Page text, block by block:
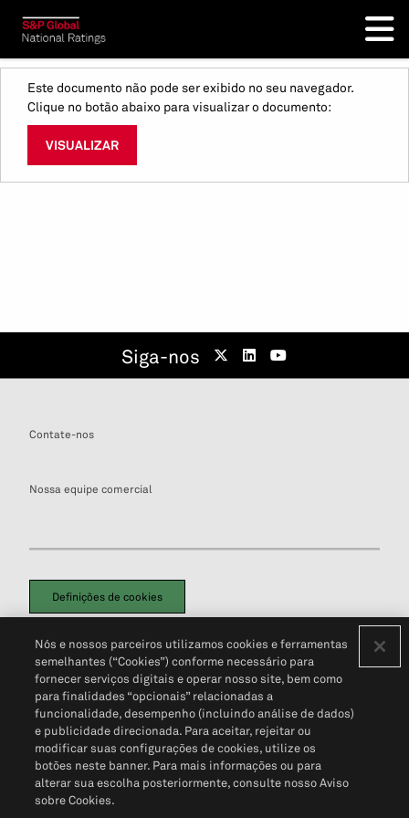
Este documento não pode ser exibido no seu navegador.
Clique no botão abaixo para visualizar o documento:
VISUALIZAR
Siga-nos
Contate-nos
Nossa equipe comercial
Definições de cookies
Política de PrivacidadePortal de privacidade do cliente (em inglês)
Não Venda Minhas Informações Pessoais© 2026 S&P Global
Nós e nossos parceiros utilizamos cookies e ferramentas
semelhantes (“Cookies”) conforme necessário para
fornecer serviços digitais e operar nosso site, bem como
para finalidades “opcionais” relacionadas a
funcionalidade, desempenho (incluindo análise de dados)
e publicidade direcionada. Para aceitar, rejeitar ou
modificar suas configurações de cookies, utilize os
botões neste banner. Para mais informações ou para
alterar sua escolha posteriormente, consulte nosso Aviso
sobre Cookies.